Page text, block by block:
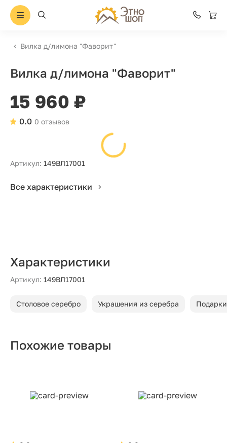
Вилка д/лимона "Фаворит"
Вилка д/лимона "Фаворит"
15 960 ₽
0 отзывов
0.0
Артикул: 149ВЛ17001
Все характеристики
Характеристики
Артикул: 149ВЛ17001
Столовое серебро Украшения из серебра
Похожие товары